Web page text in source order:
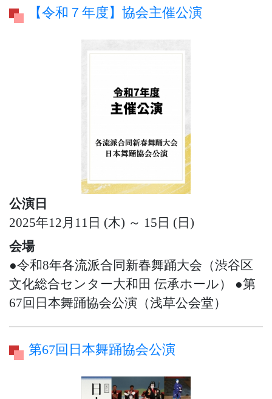
【令和７年度】協会主催公演
公演日
2025年12月11日 (木) ～ 15日 (日)
会場
●令和8年各流派合同新春舞踊大会（渋谷区
文化総合センター大和田 伝承ホール） ●第
67回日本舞踊協会公演（浅草公会堂）
第67回日本舞踊協会公演